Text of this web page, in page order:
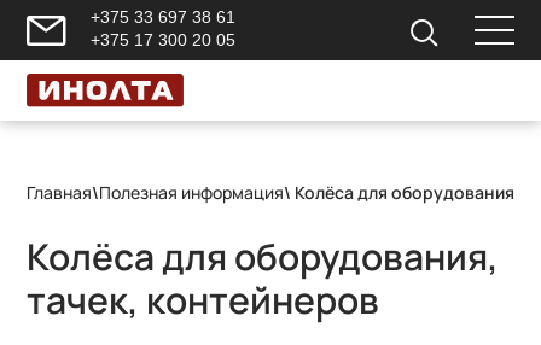
+375 33 697 38 61
+375 17 300 20 05
Главная\Полезная информация\ Колёса для оборудования,
Колёса для оборудования,
тачек, контейнеров